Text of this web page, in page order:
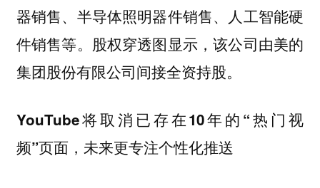
器销售、半导体照明器件销售、人工智能硬
件销售等。股权穿透图显示，该公司由美的
集团股份有限公司间接全资持股。
YouTube将取消已存在10年的“热门视
频”页面，未来更专注个性化推送